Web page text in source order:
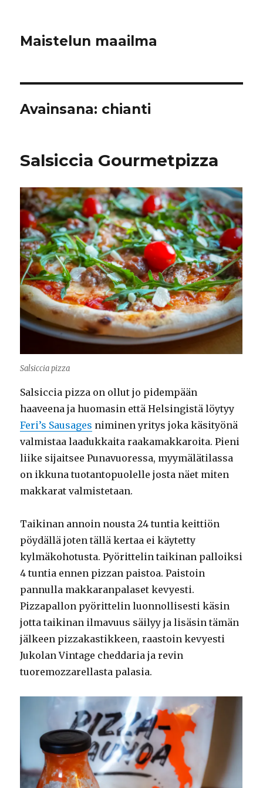
Maistelun maailma
Avainsana: chianti
Salsiccia Gourmetpizza
Salsiccia pizza
Salsiccia pizza on ollut jo pidempään
haaveena ja huomasin että Helsingistä löytyy
Feri’s Sausages niminen yritys joka käsityönä
valmistaa laadukkaita raakamakkaroita. Pieni
liike sijaitsee Punavuoressa, myymälätilassa
on ikkuna tuotantopuolelle josta näet miten
makkarat valmistetaan.
Taikinan annoin nousta 24 tuntia keittiön
pöydällä joten tällä kertaa ei käytetty
kylmäkohotusta. Pyörittelin taikinan palloiksi
4 tuntia ennen pizzan paistoa. Paistoin
pannulla makkaranpalaset kevyesti.
Pizzapallon pyörittelin luonnollisesti käsin
jotta taikinan ilmavuus säilyy ja lisäsin tämän
jälkeen pizzakastikkeen, raastoin kevyesti
Jukolan Vintage cheddaria ja revin
tuoremozzarellasta palasia.